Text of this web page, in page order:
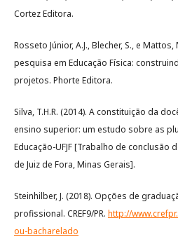
Cortez Editora.
Rosseto Júnior, A.J., Blecher, S., e
pesquisa em Educação Física:
projetos. Phorte Editora.
Silva, T.H.R. (2014). A constituição da
ensino superior: um estudo sobre as
Educação-UFJF [Trabalho de conclusão
de Juiz de Fora, Minas Gerais].
Steinhilber, J. (2018). Opções de
profissional. CREF9/PR. http://
ou-bacharelado